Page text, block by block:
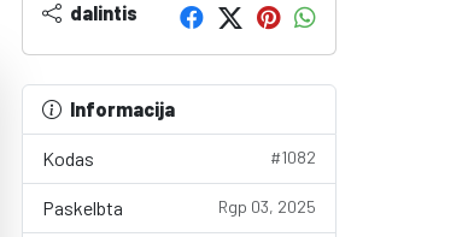
dalintis
Informacija
Kodas #1082
Paskelbta Rgp 03, 2025